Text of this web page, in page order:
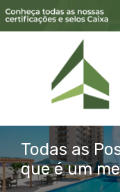
Todas as
que é um